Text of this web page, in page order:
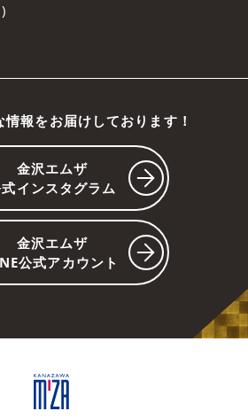
情報をお届けしております！
金沢エムザ
インスタグラム
金沢エムザ
公式アカウント